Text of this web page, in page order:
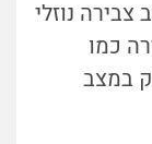
נוזלי
כמו
במצב